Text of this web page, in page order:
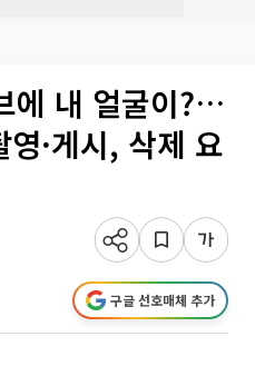
에 내 얼굴이?…
·게시, 삭제 요
구글 선호매체 추가